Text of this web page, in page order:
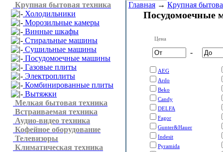
Крупная бытовая техника
Холодильники
Морозильные камеры
Винные шкафы
Стиральные машины
Сушильные машины
Посудомоечные машины
Газовые плиты
Электроплиты
Комбинированные плиты
Вытяжки
Мелкая бытовая техника
Встраиваемая техника
Аудио-видео техника
Кофейное оборудование
Телевизоры
Климатическая техника
Главная → Крупная
Посудомоечные
Цена
-
AEG
Ardo
Beko
Candy
DELFA
Fagor
Gunter&Hauer
Indesit
Pyramida